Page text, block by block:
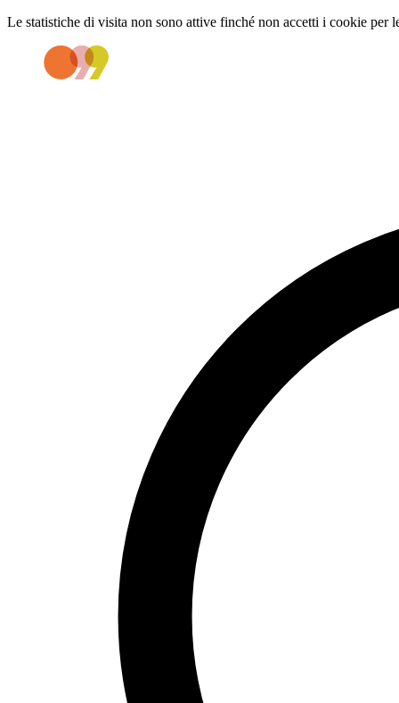
Le statistiche di visita non sono attive finché non accetti i cookie per